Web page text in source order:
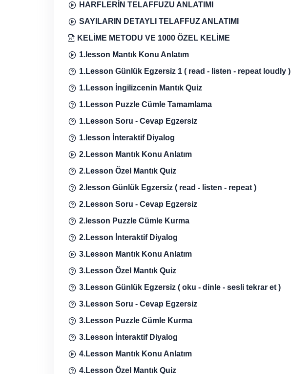
HARFLERİN TELAFFUZU ANLATIMI
SAYILARIN DETAYLI TELAFFUZ ANLATIMI
KELİME METODU VE 1000 ÖZEL KELİME
1.lesson Mantık Konu Anlatım
1.Lesson Günlük Egzersiz 1 ( read - listen - repeat loudly )
1.Lesson İngilizcenin Mantık Quiz
1.Lesson Puzzle Cümle Tamamlama
1.Lesson Soru - Cevap Egzersiz
1.lesson İnteraktif Diyalog
2.Lesson Mantık Konu Anlatım
2.Lesson Özel Mantık Quiz
2.lesson Günlük Egzersiz ( read - listen - repeat )
2.Lesson Soru - Cevap Egzersiz
2.lesson Puzzle Cümle Kurma
2.Lesson İnteraktif Diyalog
3.Lesson Mantık Konu Anlatım
3.Lesson Özel Mantık Quiz
3.Lesson Günlük Egzersiz ( oku - dinle - sesli tekrar et )
3.Lesson Soru - Cevap Egzersiz
3.Lesson Puzzle Cümle Kurma
3.Lesson İnteraktif Diyalog
4.Lesson Mantık Konu Anlatım
4.Lesson Özel Mantık Quiz